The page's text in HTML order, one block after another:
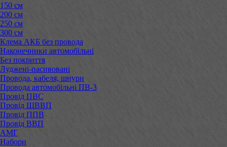
150 см
200 см
250 см
300 см
Клема АКБ без провода
Наконечники автомобільні
Без покриття
Луджені-пасивовані
Провода, кабеля, шнури
Провода автомобільні ПВ-3
Провід ПВС
Провід ШВВП
Провід ППВ
Провід ВВП
АМГ
Набори